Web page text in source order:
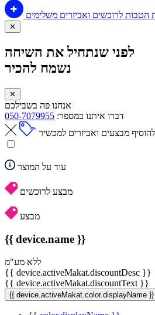
הטבות לרוכשים ואביזרים משלימים
✕
לפני שנתחיל את השיחה
נשמח להכיר
✕
אנחנו פה בשבילכם
דברו איתנו במספר: 050-7079955
להוסיף מבצעים ואביזרים למכשיר
עוד על המוצר
מבצע לרוכשים
מבצע
{{ device.name }}
ללא מע"מ
{{ device.activeMakat.discountDesc }}
{{ device.activeMakat.discountText }}
{{ device.activeMakat.color.displayName }}